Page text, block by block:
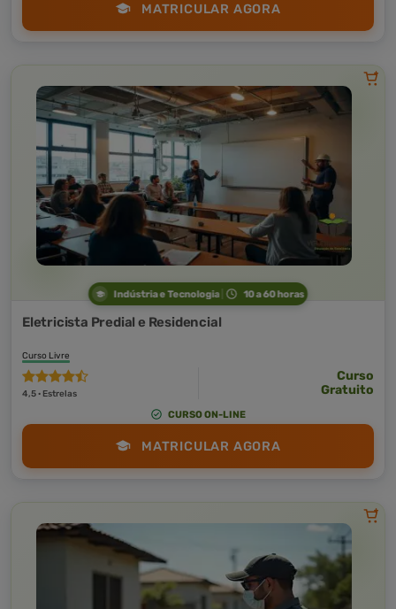
MATRICULAR AGORA
Indústria e Tecnologia 10 a 60 horas
Eletricista Predial e Residencial
Curso Livre
4,5 · Estrelas
Curso
Gratuito
CURSO ON-LINE
MATRICULAR AGORA